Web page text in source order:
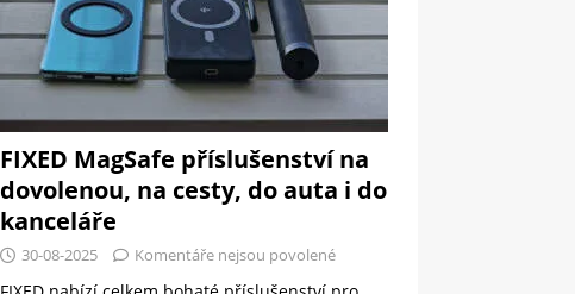
FIXED MagSafe příslušenství na
dovolenou, na cesty, do auta i do
kanceláře
30-08-2025 Komentáře nejsou povolené